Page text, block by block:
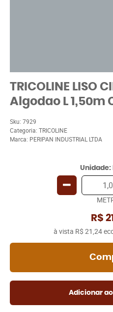
TRICOLINE LISO
Algodao L 1,50m
Sku: 7929
Categoria: TRICOLINE
Marca: PERIPAN INDUSTRIAL LTDA
Unidade:
R$
à vista R$ 21,24
Adicionar